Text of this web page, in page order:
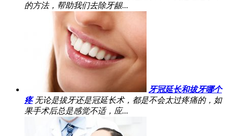
的方法，帮助我们去除牙龈...
牙冠延长和拔牙哪个
疼 无论是拔牙还是冠延长术，都是不会太过疼痛的，如
果手术后总是感觉不适，应...